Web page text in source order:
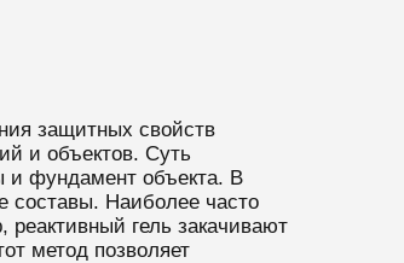
защитных свойств
и объектов. Суть
и фундамент объекта. В
составы. Наиболее часто
гель закачивают
метод позволяет